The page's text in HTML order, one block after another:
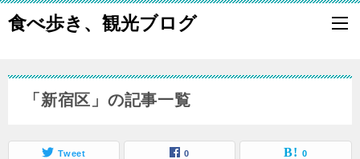
食べ歩き、観光ブログ
「新宿区」の記事一覧
Tweet 0 0